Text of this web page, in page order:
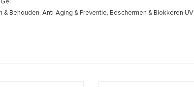
& Behouden, Anti-Aging & Preventie, Beschermen & Blokkeren UV